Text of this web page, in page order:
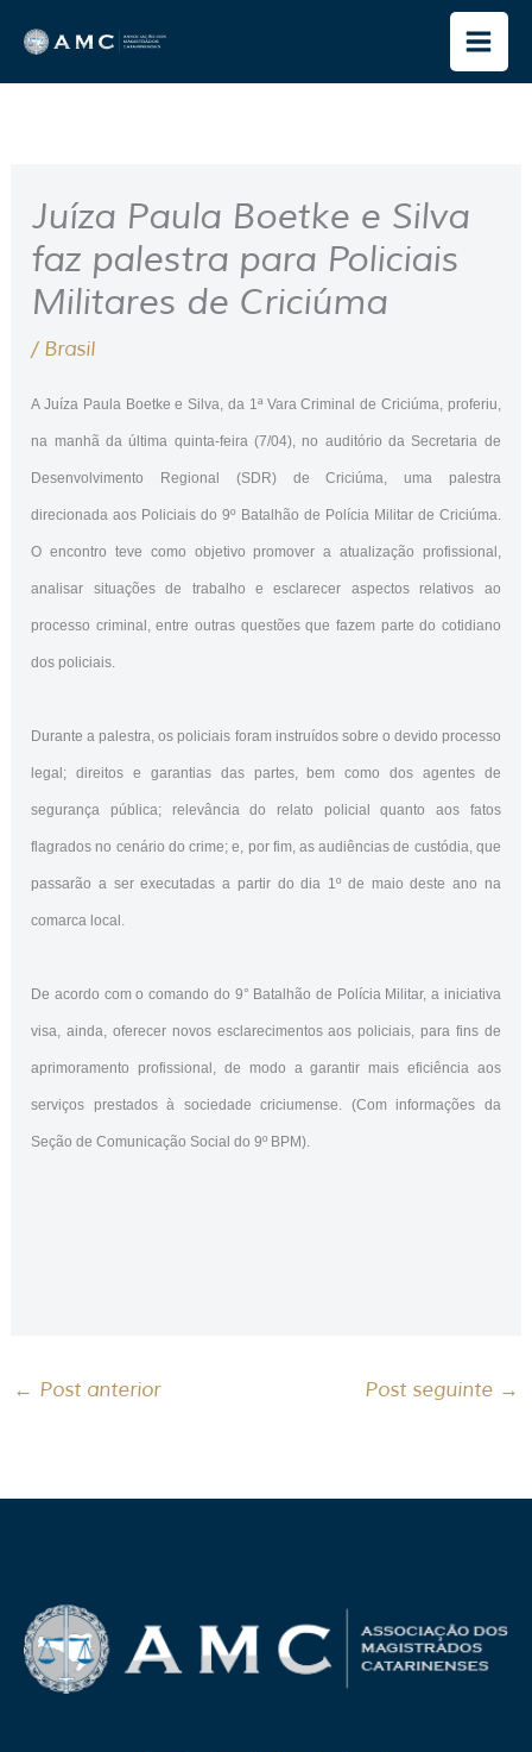
para
o
Juíza Paula Boetke e Silva
faz palestra para Policiais
Militares de Criciúma
/ Brasil
A Juíza Paula Boetke e Silva, da 1ª Vara Criminal de Criciúma, proferiu,
na manhã da última quinta-feira (7/04), no auditório da Secretaria de
Desenvolvimento Regional (SDR) de Criciúma, uma palestra
direcionada aos Policiais do 9º Batalhão de Polícia Militar de Criciúma.
O encontro teve como objetivo promover a atualização profissional,
analisar situações de trabalho e esclarecer aspectos relativos ao
processo criminal, entre outras questões que fazem parte do cotidiano
dos policiais.
Durante a palestra, os policiais foram instruídos sobre o devido processo
legal; direitos e garantias das partes, bem como dos agentes de
segurança pública; relevância do relato policial quanto aos fatos
flagrados no cenário do crime; e, por fim, as audiências de custódia, que
passarão a ser executadas a partir do dia 1º de maio deste ano na
comarca local.
De acordo com o comando do 9° Batalhão de Polícia Militar, a iniciativa
visa, ainda, oferecer novos esclarecimentos aos policiais, para fins de
aprimoramento profissional, de modo a garantir mais eficiência aos
serviços prestados à sociedade criciumense. (Com informações da
Seção de Comunicação Social do 9º BPM).
← Post anterior Post seguinte →